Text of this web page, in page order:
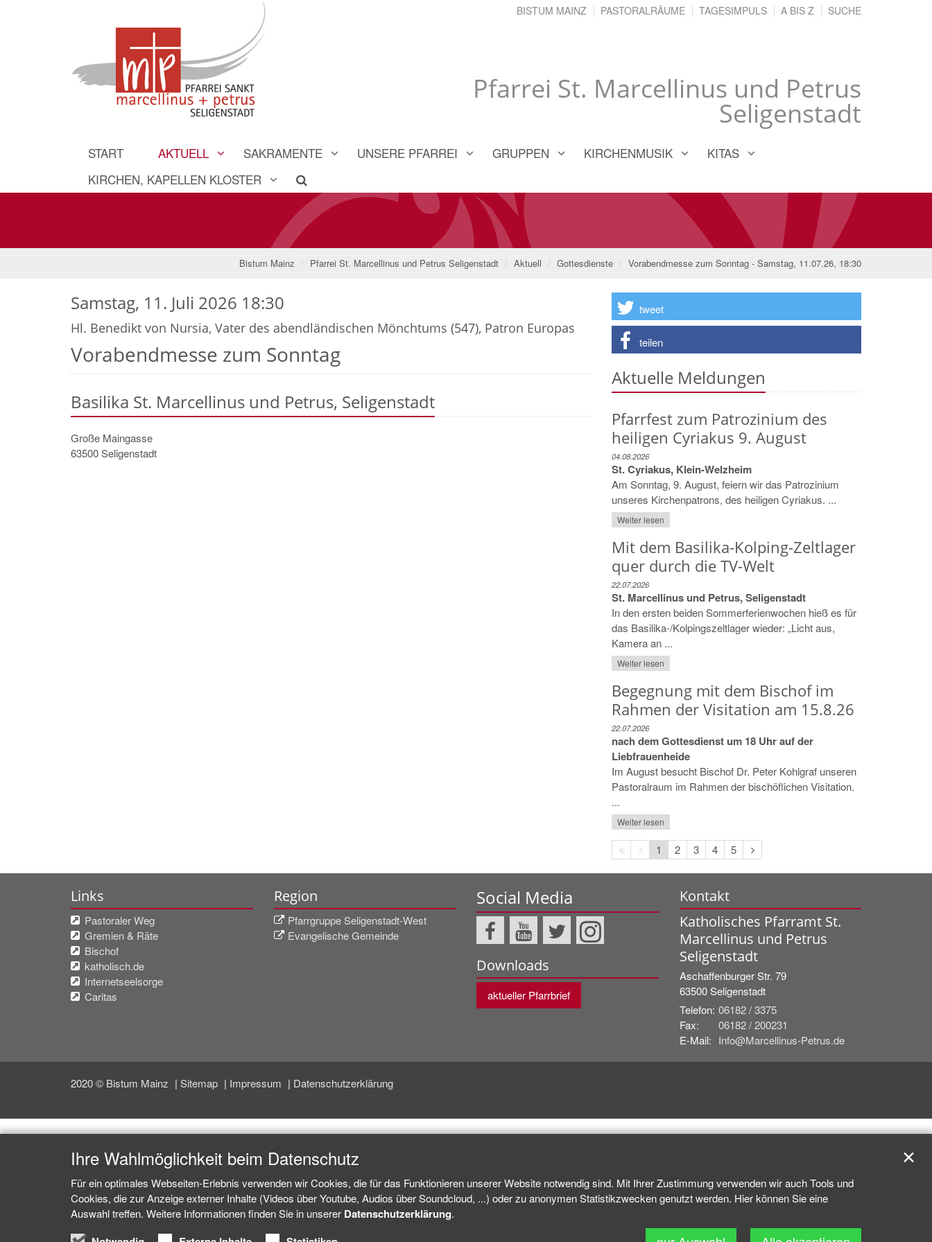
Pfarrei St. Marcellinus und Petrus
Seligenstadt
BISTUM MAINZ PASTORALRÄUME TAGESIMPULS A BIS Z SUCHE
START AKTUELL SAKRAMENTE UNSERE PFARREI GRUPPEN KIRCHENMUSIK
KITAS
KIRCHEN, KAPELLEN KLOSTER
Bistum Mainz Pfarrei St. Marcellinus und Petrus Seligenstadt Aktuell Gottesdienste Vorabendmesse zum Sonntag - Samstag, 11.07.26, 18:30
Vorabendmesse zum Sonntag
Samstag, 11. Juli 2026 18:30
Hl. Benedikt von Nursia, Vater des abendländischen Mönchtums (547), Patron Europas
Basilika St. Marcellinus und Petrus, Seligenstadt
Große Maingasse
63500Seligenstadt
tweet
teilen
Aktuelle Meldungen
Pfarrfest zum Patrozinium des
heiligen Cyriakus 9. August
04.08.2026
St. Cyriakus, Klein-Welzheim
Am Sonntag, 9. August, feiern wir das Patrozinium
unseres Kirchenpatrons, des heiligen Cyriakus. ...
Weiter lesen
Mit dem Basilika-Kolping-Zeltlager
quer durch die TV-Welt
22.07.2026
St. Marcellinus und Petrus, Seligenstadt
In den ersten beiden Sommerferienwochen hieß es für
das Basilika-/Kolpingszeltlager wieder: „Licht aus,
Kamera an ...
Weiter lesen
Begegnung mit dem Bischof im
Rahmen der Visitation am 15.8.26
22.07.2026
nach dem Gottesdienst um 18 Uhr auf der
Liebfrauenheide
Im August besucht Bischof Dr. Peter Kohlgraf unseren
Pastoralraum im Rahmen der bischöflichen Visitation.
...
Weiter lesen
Erste
Seite
Vorherige
Seite
1 2 3 4 5
Nächste
Seite
Links
Pastoraler Weg
Gremien & Räte
Bischof
katholisch.de
Internetseelsorge
Caritas
Region
Pfarrgruppe Seligenstadt-West
Evangelische Gemeinde
Social Media
Downloads
aktueller Pfarrbrief
Kontakt
Katholisches Pfarramt St.
Marcellinus und Petrus
Seligenstadt
Aschaffenburger Str. 79
63500Seligenstadt
Telefon: 06182 / 3375
Fax:
06182 / 200231
E-Mail: Info@Marcellinus-Petrus.de
2020 © Bistum Mainz Sitemap Impressum Datenschutzerklärung
Ihre Wahlmöglichkeit beim Datenschutz
Für ein optimales Webseiten-Erlebnis verwenden wir Cookies, die für das Funktionieren unserer Website notwendig sind. Mit Ihrer Zustimmung verwenden wir auch Tools und
Cookies, die zur Anzeige externer Inhalte (Videos über Youtube, Audios über Soundcloud, ...) oder zu anonymen Statistikzwecken genutzt werden. Hier können Sie eine
Auswahl treffen. Weitere Informationen finden Sie in unserer Datenschutzerklärung.
✕